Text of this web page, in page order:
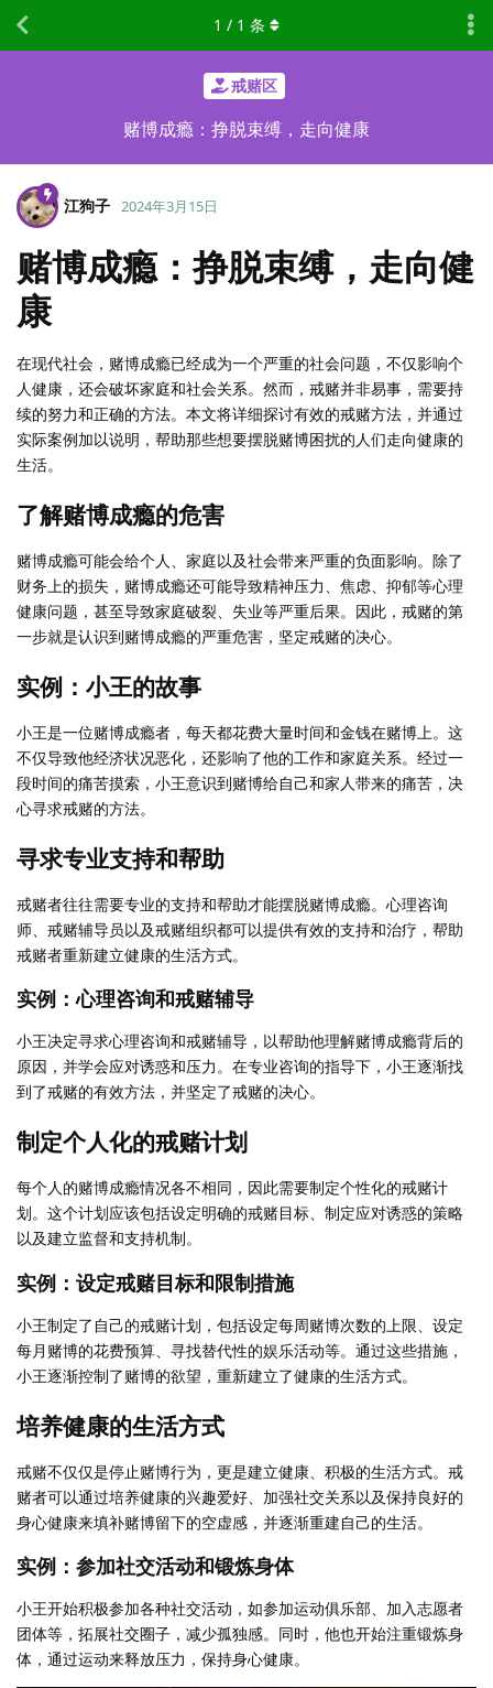
戒赌区
赌博成瘾：挣脱束缚，走向健康
1 / 1 条
江狗子 2024年3月15日
赌博成瘾：挣脱束缚，走向健
康
在现代社会，赌博成瘾已经成为一个严重的社会问题，不仅影响个
人健康，还会破坏家庭和社会关系。然而，戒赌并非易事，需要持
续的努力和正确的方法。本文将详细探讨有效的戒赌方法，并通过
实际案例加以说明，帮助那些想要摆脱赌博困扰的人们走向健康的
生活。
了解赌博成瘾的危害
赌博成瘾可能会给个人、家庭以及社会带来严重的负面影响。除了
财务上的损失，赌博成瘾还可能导致精神压力、焦虑、抑郁等心理
健康问题，甚至导致家庭破裂、失业等严重后果。因此，戒赌的第
一步就是认识到赌博成瘾的严重危害，坚定戒赌的决心。
实例：小王的故事
小王是一位赌博成瘾者，每天都花费大量时间和金钱在赌博上。这
不仅导致他经济状况恶化，还影响了他的工作和家庭关系。经过一
段时间的痛苦摸索，小王意识到赌博给自己和家人带来的痛苦，决
心寻求戒赌的方法。
寻求专业支持和帮助
戒赌者往往需要专业的支持和帮助才能摆脱赌博成瘾。心理咨询
师、戒赌辅导员以及戒赌组织都可以提供有效的支持和治疗，帮助
戒赌者重新建立健康的生活方式。
实例：心理咨询和戒赌辅导
小王决定寻求心理咨询和戒赌辅导，以帮助他理解赌博成瘾背后的
原因，并学会应对诱惑和压力。在专业咨询的指导下，小王逐渐找
到了戒赌的有效方法，并坚定了戒赌的决心。
制定个人化的戒赌计划
每个人的赌博成瘾情况各不相同，因此需要制定个性化的戒赌计
划。这个计划应该包括设定明确的戒赌目标、制定应对诱惑的策略
以及建立监督和支持机制。
实例：设定戒赌目标和限制措施
小王制定了自己的戒赌计划，包括设定每周赌博次数的上限、设定
每月赌博的花费预算、寻找替代性的娱乐活动等。通过这些措施，
小王逐渐控制了赌博的欲望，重新建立了健康的生活方式。
培养健康的生活方式
戒赌不仅仅是停止赌博行为，更是建立健康、积极的生活方式。戒
赌者可以通过培养健康的兴趣爱好、加强社交关系以及保持良好的
身心健康来填补赌博留下的空虚感，并逐渐重建自己的生活。
实例：参加社交活动和锻炼身体
小王开始积极参加各种社交活动，如参加运动俱乐部、加入志愿者
团体等，拓展社交圈子，减少孤独感。同时，他也开始注重锻炼身
体，通过运动来释放压力，保持身心健康。